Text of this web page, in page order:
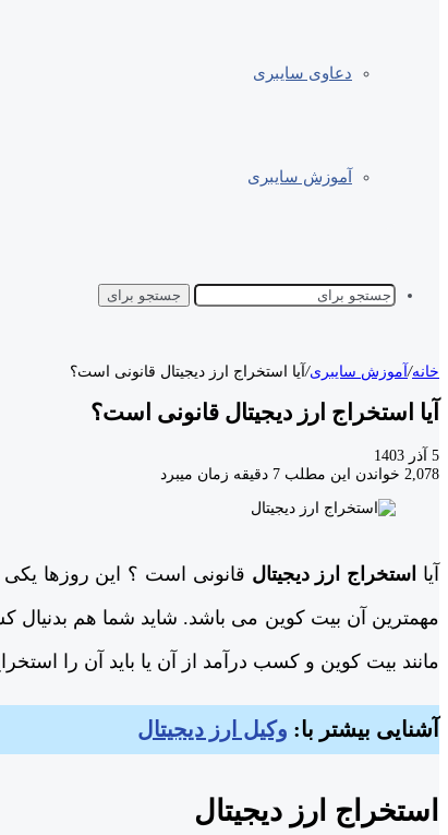
دعاوی سایبری
آموزش سایبری
جستجو برای
خانه/آموزش سایبری/آیا استخراج ارز دیجیتال قانونی است؟
آیا استخراج ارز دیجیتال قانونی است؟
5 آذر 1403
2,078 خواندن این مطلب 7 دقیقه زمان میبرد
آیا استخراج ارز دیجیتال قانونی است ؟ این روزها
مهمترین آن بیت کوین می باشد. شاید شما هم
مانند بیت کوین و کسب درآمد از آن یا باید آن را
آشنایی بیشتر با: وکیل ارز دیجیتال
استخراج ارز دیجیتال